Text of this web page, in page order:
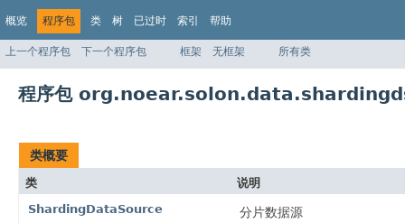
概览 程序包 类 树 已过时 索引 帮助
上一个程序包 下一个程序包 框架 无框架 所有类
程序包
类概要
类
说明
ShardingDataSource
分片数据源